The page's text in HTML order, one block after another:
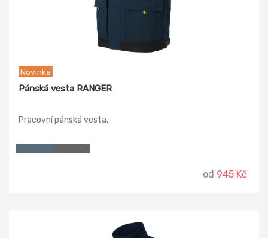
Novinka
Pánská vesta RANGER
Pracovní pánská vesta.
od 945 Kč